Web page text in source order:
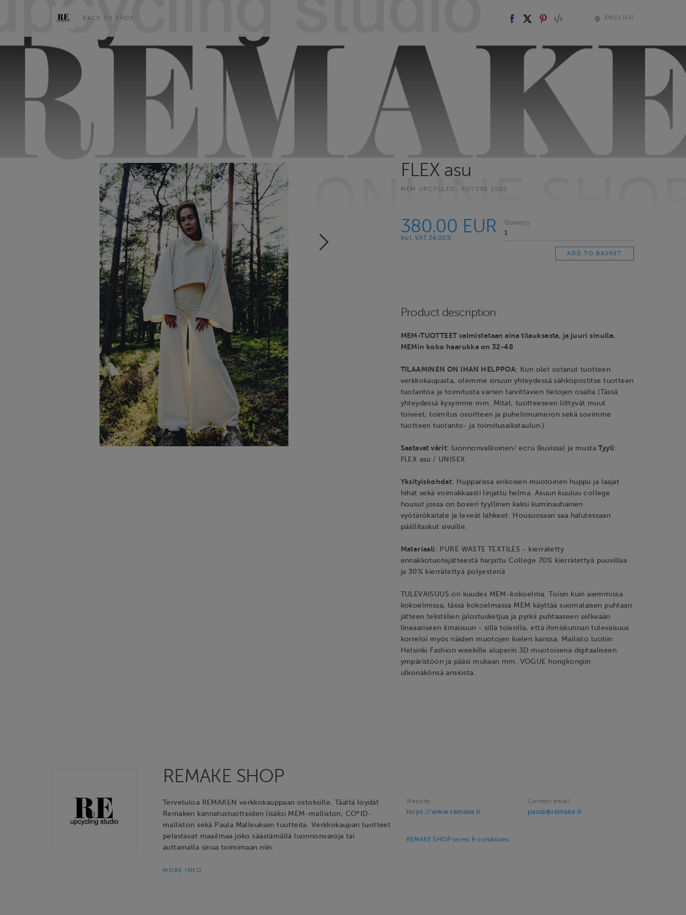
BACK TO SHOP ENGLISH
FLEX asu
MEM UPCYCLED FUTURE 2020
380.00 EUR
Incl. VAT 24.00%
Quantity
Product description
MEM-TUOTTEET valmistetaan aina tilauksesta, ja juuri sinulle.
MEMin koko haarukka on 32-48
TILAAMINEN ON IHAN HELPPOA: Kun olet ostanut tuotteen
verkkokaupasta, olemme sinuun yhteydessä sähköpostitse tuotteen
tuotantoa ja toimitusta varten tarvittavien tietojen osalta (Tässä
yhteydessä kysymme mm. Mitat, tuotteeseen liittyvät muut
toiveet, toimitus osoitteen ja puhelinnumeron sekä sovimme
tuotteen tuotanto- ja toimitusaikataulun.)
Saatavat värit: luonnonvalkoinen/ ecru (kuvissa) ja mustaTyyli:
FLEX asu / UNISEX
Yksityiskohdat: Hupparissa erikoisen muotoinen huppu ja laajat
hihat sekä voimakkaasti linjattu helma. Asuun kuuluu college
housut jossa on boxeri tyyllinen kaksi kuminauhainen
vyötärökaitale ja leveät lahkeet. Housuosaan saa halutessaan
päällitaskut sivuille.
Materiaali : PURE WASTE TEXTILES - kierrätetty
ennakkotuotejätteestä harjattu College 70% kierrätettyä puuvillaa
ja 30% kierrätettyä polyesteriä
TULEVAISUUS on kuudes MEM-kokoelma. Toisin kuin aiemmissa
kokoelmissa, tässä kokoelmassa MEM käyttää suomalaisen puhtaan
jätteen tekstiilien jalostusketjua ja pyrkii puhtaaseen selkeään
lineaariseen ilmaisuun - sillä toivolla, että ihmiskunnan tulevaisuus
korreloi myös näiden muotojen kielen kanssa. Mallisto luotiin
Helsinki Fashion weekille aluperin 3D muotoisena digitaaliseen
ympäristöön ja pääsi mukaan mm. VOGUE hongkongiin
ulkonäkönsä ansiosta.
REMAKE SHOP
Tervetuloa REMAKEN verkkokauppaan ostoksille. Täältä löydät
Remaken kannatustuotteiden lisäksi MEM-malliston, CO*ID-
malliston sekä Paula Malleuksen tuotteita. Verkkokaupan tuotteet
pelastavat maailmaa joko säästämällä luonnonvaroja tai
auttamalla sinua toimimaan niin.
MORE INFO
Website
https://www.remake.fi
Contact email
paula@remake.fi
REMAKE SHOP terms & conditions